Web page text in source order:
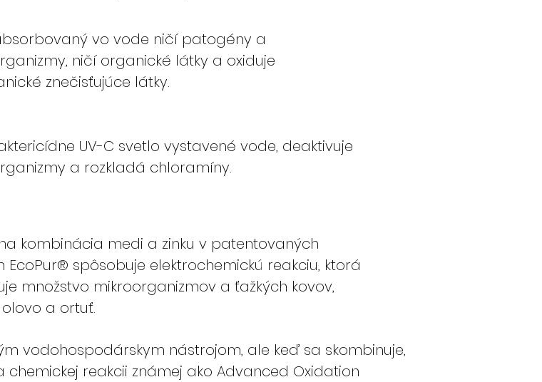
vo vode ničí patogény a
ničí organické látky a oxiduje
znečisťujúce látky.
UV-C svetlo vystavené vode, deaktivuje
a rozkladá chloramíny.
kombinácia medi a zinku v patentovaných
EcoPur® spôsobuje elektrochemickú reakciu, ktorá
množstvo mikroorganizmov a ťažkých kovov,
a ortuť.
vodohospodárskym nástrojom, ale keď sa skombinuje,
reakcii známej ako Advanced Oxidation